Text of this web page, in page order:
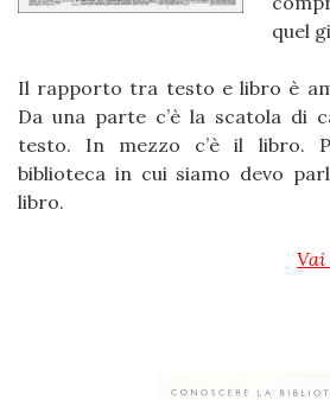
quel
Il rapporto tra testo e libro è
Da una parte c’è la scatola di
testo. In mezzo c’è il libro.
biblioteca in cui siamo devo
libro.
Vai